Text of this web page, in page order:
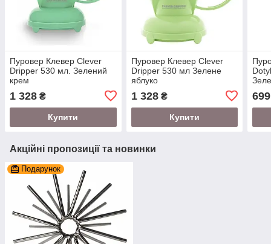
Пуровер Клевер Clever
Dripper 530 мл. Зелений
крем
1 328 ₴
Купити
Пуровер Клевер Clever
Dripper 530 мл Зелене
яблуко
1 328₴
Купити
699
Акційні пропозиції та новинки
Подарунок